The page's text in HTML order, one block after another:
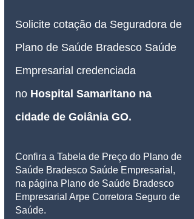
Solicite cotação da Seguradora de
Plano de Saúde Bradesco Saúde
Empresarial credenciada
no Hospital Samaritano na
cidade de Goiânia GO.
Confira a Tabela de Preço do Plano de
Saúde Bradesco Saúde Empresarial,
na página Plano de Saúde Bradesco
Empresarial Arpe Corretora Seguro de
Saúde.